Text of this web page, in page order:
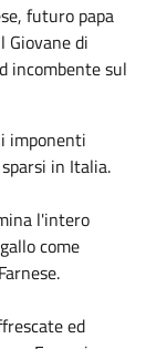
futuro papa
Giovane di
incombente sul
imponenti
in Italia.
l'intero
come
ed